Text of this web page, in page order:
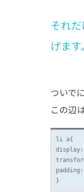
それ
げます。
ついで
この辺
li a{
}